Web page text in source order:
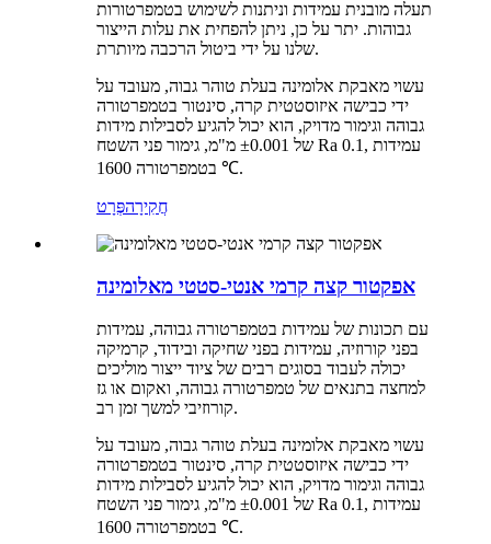
תעלה מובנית עמידות וניתנות לשימוש בטמפרטורות
גבוהות. יתר על כן, ניתן להפחית את עלות הייצור
שלנו על ידי ביטול הרכבה מיותרת.
עשוי מאבקת אלומינה בעלת טוהר גבוה, מעובד על
ידי כבישה איזוסטטית קרה, סינטור בטמפרטורה
גבוהה וגימור מדויק, הוא יכול להגיע לסבילות מידות
של ±0.001 מ"מ, גימור פני השטח Ra 0.1, עמידות
בטמפרטורה 1600 ℃.
חֲקִירָהפְּרָט
אפקטור קצה קרמי אנטי-סטטי מאלומינה
עם תכונות של עמידות בטמפרטורה גבוהה, עמידות
בפני קורוזיה, עמידות בפני שחיקה ובידוד, קרמיקה
יכולה לעבוד בסוגים רבים של ציוד ייצור מוליכים
למחצה בתנאים של טמפרטורה גבוהה, ואקום או גז
קורוזיבי למשך זמן רב.
עשוי מאבקת אלומינה בעלת טוהר גבוה, מעובד על
ידי כבישה איזוסטטית קרה, סינטור בטמפרטורה
גבוהה וגימור מדויק, הוא יכול להגיע לסבילות מידות
של ±0.001 מ"מ, גימור פני השטח Ra 0.1, עמידות
בטמפרטורה 1600 ℃.